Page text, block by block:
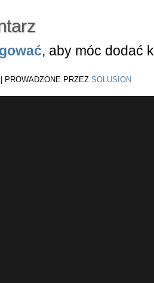
, aby móc dodać
PROWADZONE PRZEZ SOLUSION